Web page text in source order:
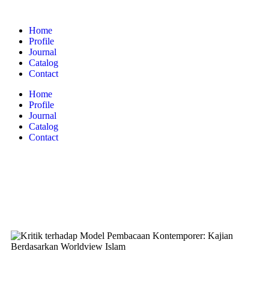
Home
Profile
Journal
Catalog
Contact
Home
Profile
Journal
Catalog
Contact